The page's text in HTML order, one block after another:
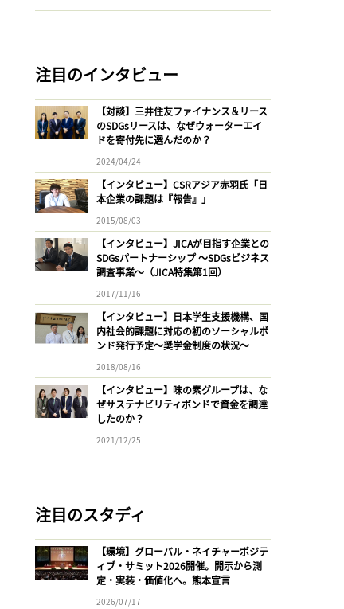
注目のインタビュー
【対談】三井住友ファイナンス＆リース
のSDGsリースは、なぜウォーターエイ
ドを寄付先に選んだのか？
2024/04/24
【インタビュー】CSRアジア赤羽氏「日
本企業の課題は『報告』」
2015/08/03
【インタビュー】JICAが目指す企業との
SDGsパートナーシップ 〜SDGsビジネス
調査事業〜（JICA特集第1回）
2017/11/16
【インタビュー】日本学生支援機構、国
内社会的課題に対応の初のソーシャルボ
ンド発行予定〜奨学金制度の状況〜
2018/08/16
【インタビュー】味の素グループは、な
ぜサステナビリティボンドで資金を調達
したのか？
2021/12/25
注目のスタディ
【環境】グローバル・ネイチャーポジテ
ィブ・サミット2026開催。開示から測
定・実装・価値化へ。熊本宣言
2026/07/17